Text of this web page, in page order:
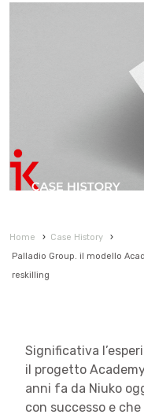
Home › Case History
›
Palladio Group. il modello
reskilling
Significativa
il progetto
anni fa da Niuko
con successo e